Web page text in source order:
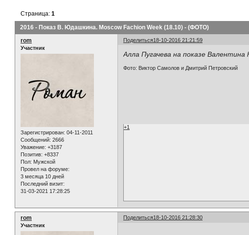
2016 - Показ В. Юдашкина. Moscow Fachion Week (18.10) - (ФОТО)
Страница:1
Поделиться18-10-2016 21:21:59
rom
Участник
Зарегистрирован: 04-11-2011
Сообщений: 2666
Уважение: +3187
Позитив: +8337
Пол: Мужской
Провел на форуме:
3 месяца 10 дней
Последний визит:
31-03-2021 17:28:25
Алла Пугачева на показе
Фото: Виктор Самолов и Дмитрий Петровский
+1
Поделиться18-10-2016 21:28:30
rom
Участник